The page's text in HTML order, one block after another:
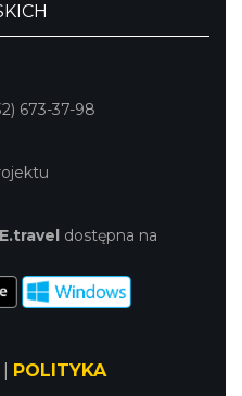
673-37-98
dostępna na
POLITYKA